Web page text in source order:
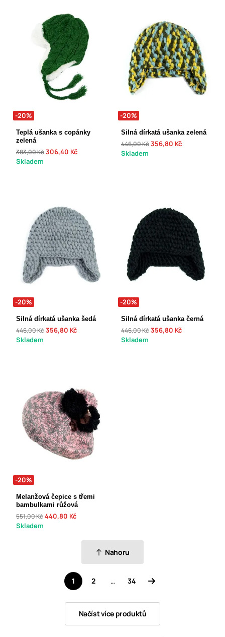
-20%
Teplá ušanka s copánky
zelená
383,00 Kč306,40 Kč
Skladem
-20%
Silná dírkatá ušanka zelená
446,00 Kč356,80 Kč
Skladem
-20%
Silná dírkatá ušanka šedá
446,00 Kč356,80 Kč
Skladem
-20%
Silná dírkatá ušanka černá
446,00 Kč356,80 Kč
Skladem
-20%
Melanžová čepice s třemi
bambulkami růžová
551,00 Kč440,80 Kč
Skladem
Nahoru
1 2 … 34
Načíst více produktů